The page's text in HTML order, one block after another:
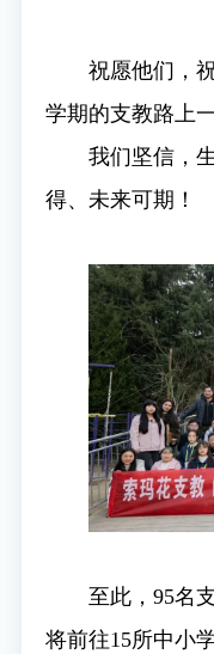
祝愿他们，
学期的支教路上
我们坚信，
得、未来可期！
至此，95名
将前往15所中小